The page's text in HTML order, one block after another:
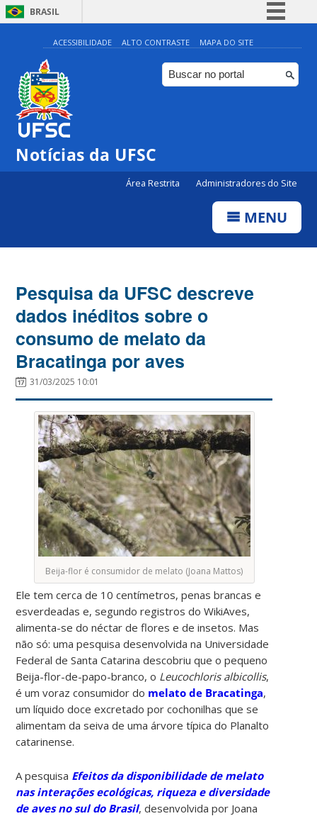
BRASIL
Simplifique!
Comunica BR
Participe
ACESSIBILIDADE ALTO CONTRASTE MAPA DO SITE
Notícias da UFSC
Área Restrita Administradores do Site
MENU
Pesquisa da UFSC descreve
dados inéditos sobre o
consumo de melato da
Bracatinga por aves
31/03/2025 10:01
Beija-flor é consumidor de melato (Joana Mattos)
Ele tem cerca de 10 centímetros, penas brancas e
esverdeadas e, segundo registros do WikiAves,
alimenta-se do néctar de flores e de insetos. Mas
não só: uma pesquisa desenvolvida na Universidade
Federal de Santa Catarina descobriu que o pequeno
Beija-flor-de-papo-branco, o Leucochloris albicollis,
é um voraz consumidor do melato de Bracatinga,
um líquido doce excretado por cochonilhas que se
alimentam da seiva de uma árvore típica do Planalto
catarinense.
A pesquisa Efeitos da disponibilidade de melato
nas interações ecológicas, riqueza e diversidade
de aves no sul do Brasil, desenvolvida por Joana